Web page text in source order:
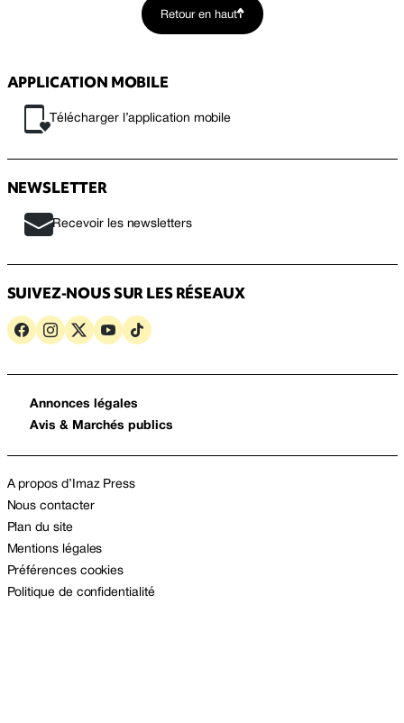
Retour en haut
APPLICATION MOBILE
Télécharger l’application mobile
NEWSLETTER
Recevoir les newsletters
SUIVEZ-NOUS SUR LES RÉSEAUX
Annonces légales
Avis & Marchés publics
A propos d’Imaz Press
Nous contacter
Plan du site
Mentions légales
Préférences cookies
Politique de confidentialité